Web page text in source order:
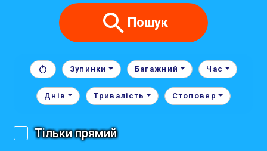
Пошук
Зупинки Багажний Час
Днів Тривалість Стоповер
Тільки прямий